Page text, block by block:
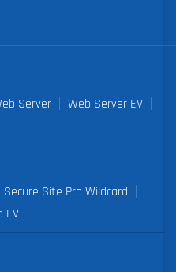
Server
Web Server EV
Secure Site Pro Wildcard
EV